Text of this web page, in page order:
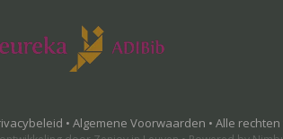
• Algemene Voorwaarden • Alle